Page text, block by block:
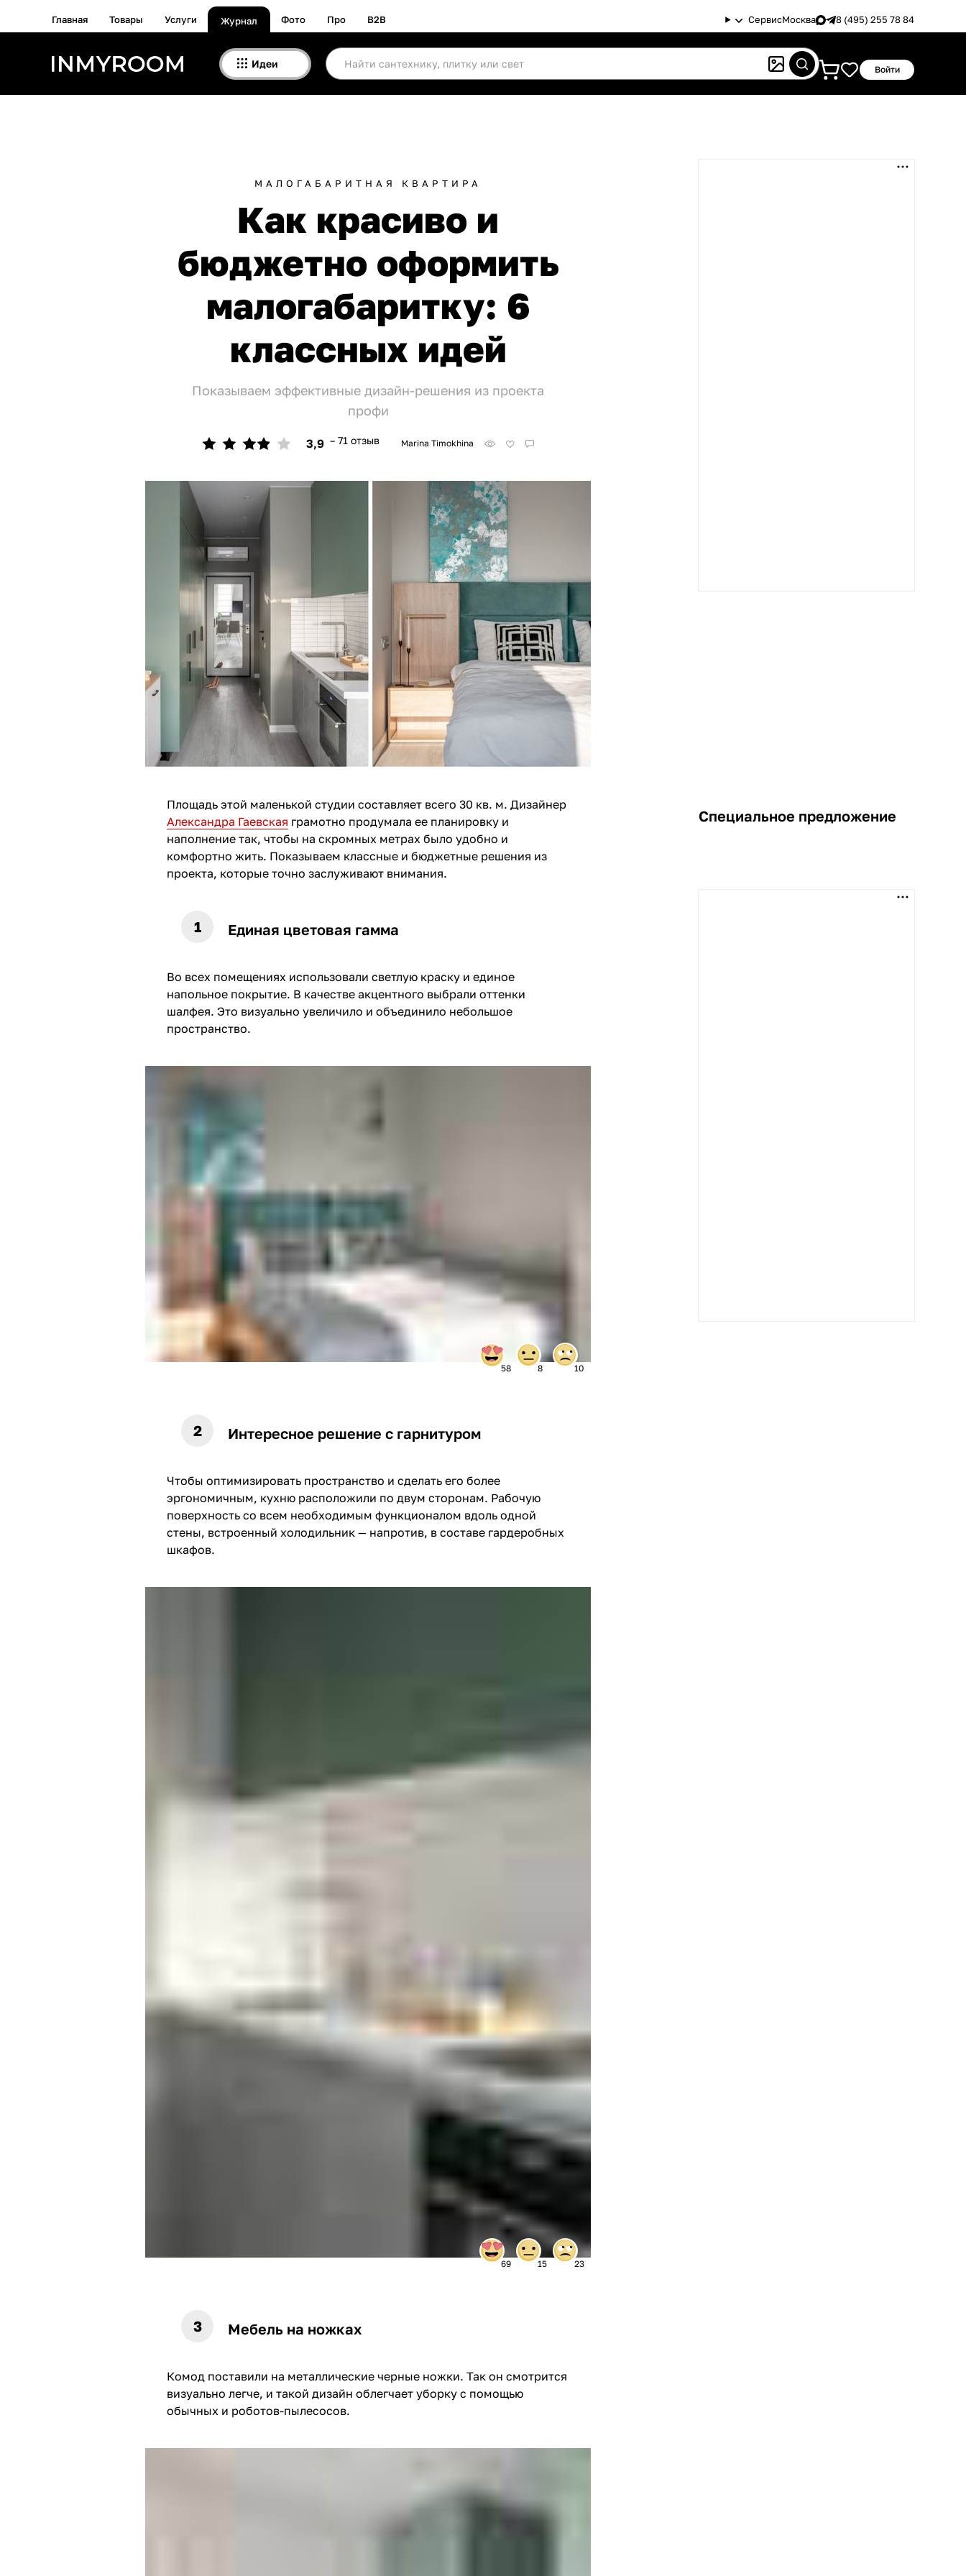
Главная Товары Услуги Журнал Фото Про B2B СервисМосква 8 (495) 255 78 84
Идеи Войти
Специальное предложение
МАЛОГАБАРИТНАЯ КВАРТИРА
Как красиво и
бюджетно оформить
малогабаритку: 6
классных идей
Показываем эффективные дизайн-решения из проекта
профи
3,9 – 71 отзыв Marina Timokhina
Площадь этой маленькой студии составляет всего 30 кв. м. Дизайнер
Александра Гаевская грамотно продумала ее планировку и
наполнение так, чтобы на скромных метрах было удобно и
комфортно жить. Показываем классные и бюджетные решения из
проекта, которые точно заслуживают внимания.
Единая цветовая гамма
Во всех помещениях использовали светлую краску и единое
напольное покрытие. В качестве акцентного выбрали оттенки
шалфея. Это визуально увеличило и объединило небольшое
пространство.
58 8 10
Интересное решение с гарнитуром
Чтобы оптимизировать пространство и сделать его более
эргономичным, кухню расположили по двум сторонам. Рабочую
поверхность со всем необходимым функционалом вдоль одной
стены, встроенный холодильник — напротив, в составе гардеробных
шкафов.
69 15 23
Мебель на ножках
Комод поставили на металлические черные ножки. Так он смотрится
визуально легче, и такой дизайн облегчает уборку с помощью
обычных и роботов-пылесосов.